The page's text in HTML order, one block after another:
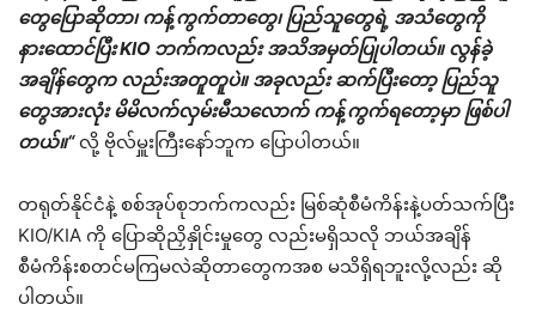
တွေပြောဆိုတာ၊ ကန့်ကွက်တာတွေ၊ ပြည်သူတွေရဲ့ အသံတွေကို
နားထောင်ပြီးKIO ဘက်ကလည်း အသိအမှတ်ပြုပါတယ်။ လွန်ခဲ့
အချိန်တွေက လည်းအတူတူပဲ။ အခုလည်း ဆက်ပြီးတော့ ပြည်သူ
တွေအားလုံး မိမိလက်လှမ်းမီသလောက် ကန့်ကွက်ရတော့မှာ ဖြစ်ပါ
တယ်။“လို့ ဗိုလ်မှူးကြီးနော်ဘူက ပြောပါတယ်။
တရုတ်နိုင်ငံနဲ့ စစ်အုပ်စုဘက်ကလည်း မြစ်ဆုံစီမံကိန်းနဲ့ပတ်သက်ပြီး
KIO/KIA ကို ပြောဆိုညှိနှိုင်းမှုတွေ လည်းမရှိသလို ဘယ်အချိန်
စီမံကိန်းစတင်မကြမလဲဆိုတာတွေကအစ မသိရှိရဘူးလို့လည်း ဆို
ပါတယ်။